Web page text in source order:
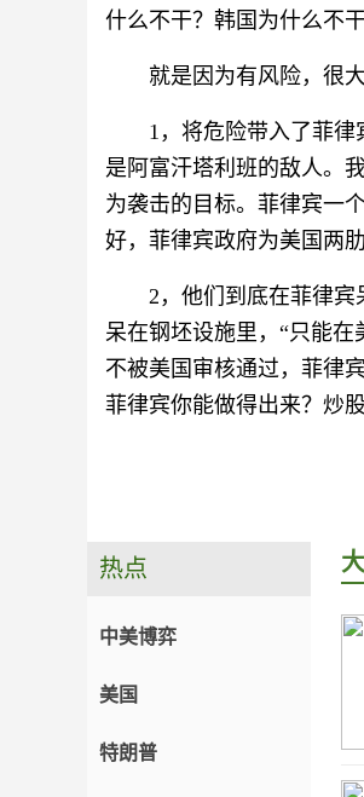
什么不干？韩国为什么不干
就是因为有风险，很大
1，将危险带入了菲律
是阿富汗塔利班的敌人。
为袭击的目标。菲律宾一
好，菲律宾政府为美国两
2，他们到底在菲律
呆在钢坯设施里，“只能在
不被美国审核通过，菲律
菲律宾你能做得出来？炒
热点
中美博弈
美国
特朗普